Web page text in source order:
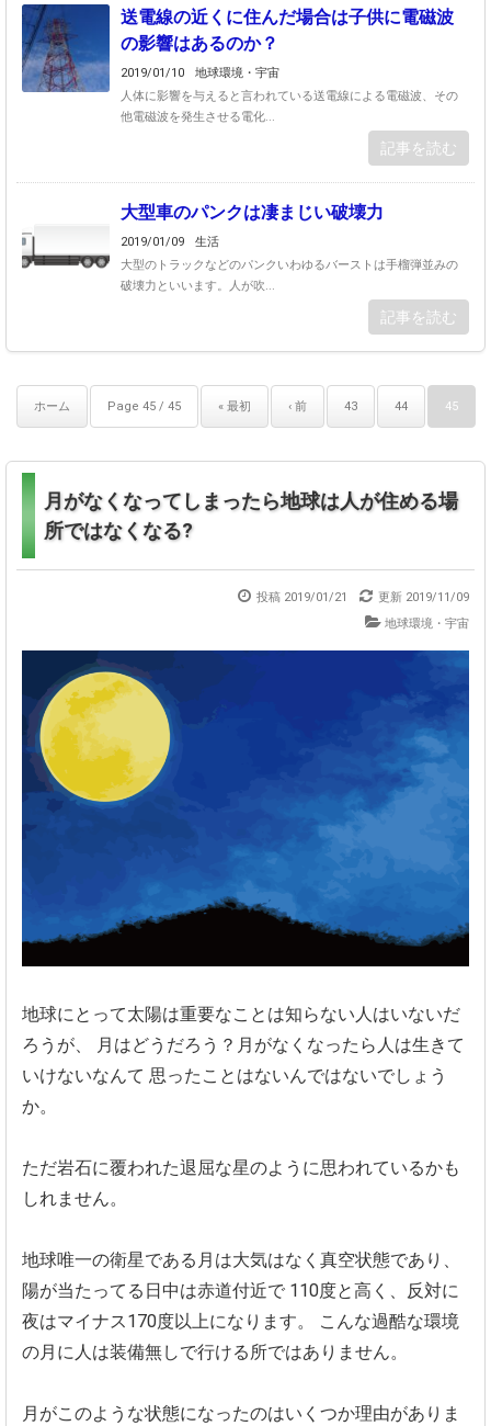
送電線の近くに住んだ場合は子供に電磁波
の影響はあるのか？
2019/01/10
地球環境・宇宙
人体に影響を与えると言われている送電線による電磁波、その
他電磁波を発生させる電化...
記事を読む
大型車のパンクは凄まじい破壊力
2019/01/09
生活
大型のトラックなどのパンクいわゆるバーストは手榴弾並みの
破壊力といいます。人が吹...
記事を読む
ホーム Page 45 / 45 « 最初 ‹ 前 43 44 45
月がなくなってしまったら地球は人が住める場
所ではなくなる?
投稿 2019/01/21 更新 2019/11/09
地球環境・宇宙
地球にとって太陽は重要なことは知らない人はいないだ
ろうが、
月はどうだろう？月がなくなったら人は生きて
いけないなんて 思ったことはないんではないでしょう
か。
ただ岩石に覆われた退屈な星のように思われているかも
しれません。
地球唯一の衛星である月は大気はなく真空状態であり、
陽が当たってる日中は赤道付近で 110度と高く、反対に
夜はマイナス170度以上になります。
こんな過酷な環境
の月に人は装備無しで行ける所ではありません。
月がこのような状態になったのはいくつか理由がありま